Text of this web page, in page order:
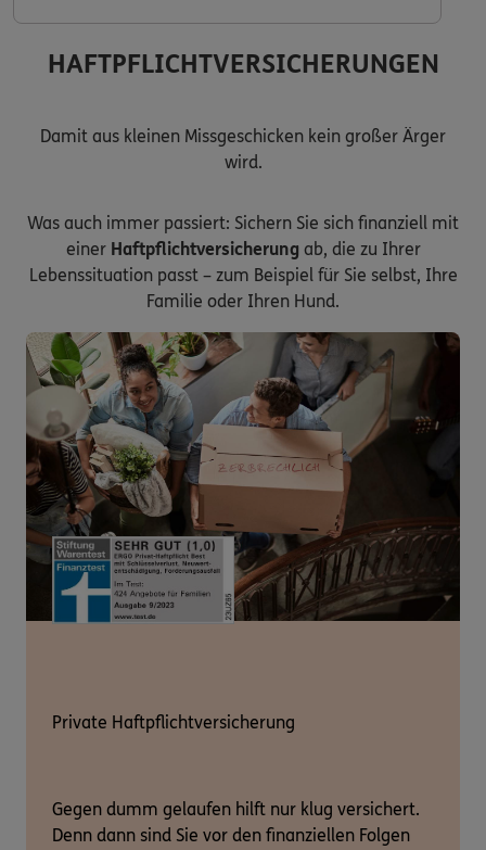
HAFTPFLICHTVERSICHERUNGEN
Damit aus kleinen Missgeschicken kein großer Ärger
wird.
Was auch immer passiert: Sichern Sie sich finanziell mit
einer Haftpflichtversicherung ab, die zu Ihrer
Lebenssituation passt – zum Beispiel für Sie selbst, Ihre
Familie oder Ihren Hund.
Private Haftpflichtversicherung
Gegen dumm gelaufen hilft nur klug versichert.
Denn dann sind Sie vor den finanziellen Folgen